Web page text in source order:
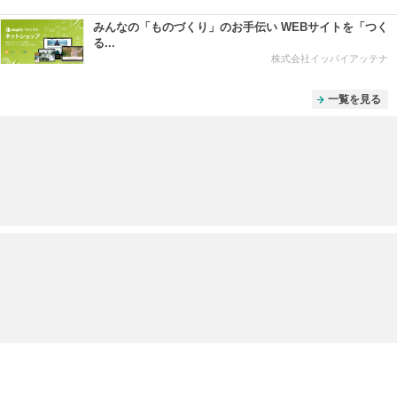
みんなの「ものづくり」のお手伝い WEBサイトを「つく
る...
株式会社イッパイアッテナ
一覧を見る